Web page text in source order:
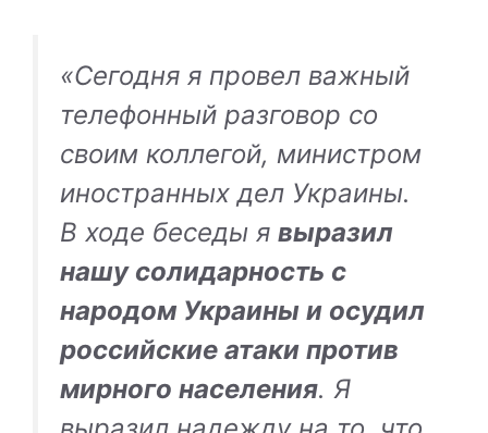
«Сегодня я провел важный
телефонный разговор со
своим коллегой, министром
иностранных дел Украины.
В ходе беседы я выразил
нашу солидарность с
народом Украины и осудил
российские атаки против
мирного населения. Я